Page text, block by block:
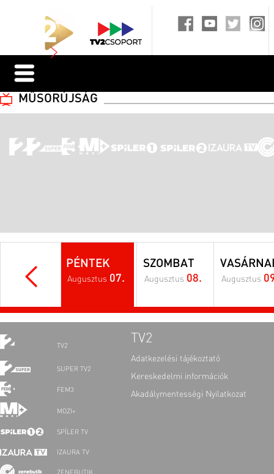
MŰSORÚJSÁG
PÉNTEK
Augusztus 07.
SZOMBAT
Augusztus 08. Augusztus
TV2
SUPER TV2
FEM3
MOZI+
SPÍLER TV
IZAURA TV
TV2
Adatkezelési tájékoztató
Kereskedelmi információk
Akadálymentességi Nyilatkozat